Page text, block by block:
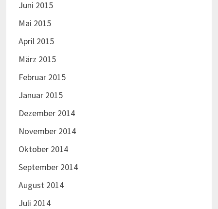
Juni 2015
Mai 2015
April 2015
März 2015
Februar 2015
Januar 2015
Dezember 2014
November 2014
Oktober 2014
September 2014
August 2014
Juli 2014